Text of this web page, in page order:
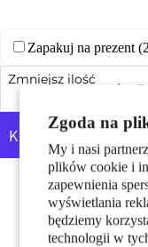
Zgoda na
My i nasi
plików cookie i
zapewnienia
wyświetlania
będziemy
technologii w
Zapakuj na prezent (
Zmniejsz ilość
Więcej opcji płatności
Made in Germany
Wykonane z
Darmowa dostawa